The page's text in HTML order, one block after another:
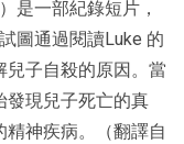
是一部紀錄短片，
圖通過閱讀Luke 的
兒子自殺的原因。當
發現兒子死亡的真
神疾病。（翻譯自